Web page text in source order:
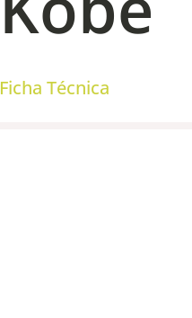
Ficha Técnica